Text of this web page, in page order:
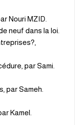
neuf dans la loi
par Sami
par Sameh
Kamel